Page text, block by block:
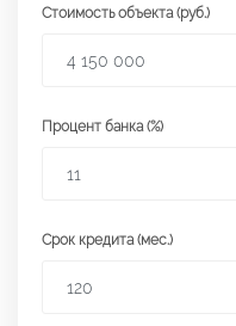
Стоимость объекта (руб.)
Процент банка (%)
Срок кредита (мес.)